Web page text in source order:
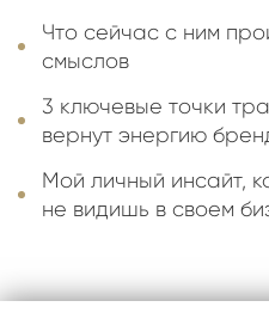
Что сейчас с ним
смыслов
3 ключевые точки
вернут энергию
Мой личный инсайт,
не видишь в своем